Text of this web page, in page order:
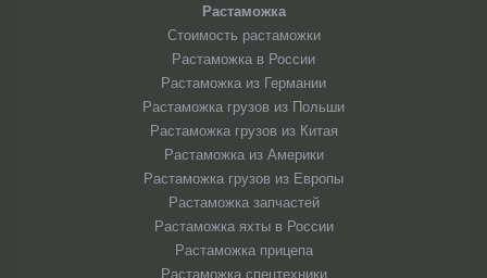
Растаможка
Стоимость растаможки
Растаможка в России
Растаможка из Германии
Растаможка грузов из Польши
Растаможка грузов из Китая
Растаможка из Америки
Растаможка грузов из Европы
Растаможка запчастей
Растаможка яхты в России
Растаможка прицепа
Растаможка спецтехники